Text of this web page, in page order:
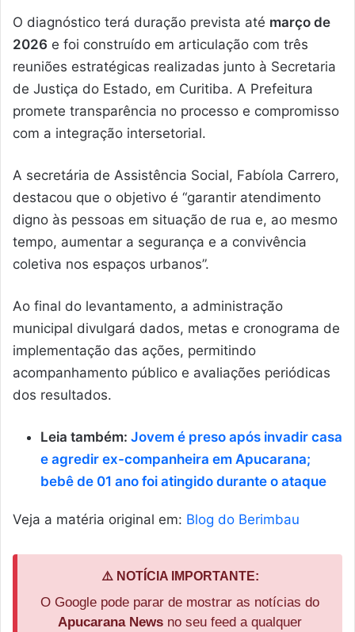
O diagnóstico terá duração prevista até março de
2026 e foi construído em articulação com três
reuniões estratégicas realizadas junto à Secretaria
de Justiça do Estado, em Curitiba. A Prefeitura
promete transparência no processo e compromisso
com a integração intersetorial.
A secretária de Assistência Social, Fabíola Carrero,
destacou que o objetivo é “garantir atendimento
digno às pessoas em situação de rua e, ao mesmo
tempo, aumentar a segurança e a convivência
coletiva nos espaços urbanos”.
Ao final do levantamento, a administração
municipal divulgará dados, metas e cronograma de
implementação das ações, permitindo
acompanhamento público e avaliações periódicas
dos resultados.
Leia também: Jovem é preso após invadir casa
e agredir ex-companheira em Apucarana;
bebê de 01 ano foi atingido durante o ataque
Veja a matéria original em: Blog do Berimbau
⚠️ NOTÍCIA IMPORTANTE:
O Google pode parar de mostrar as notícias do
Apucarana News no seu feed a qualquer